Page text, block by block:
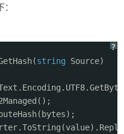
?
string
Source)